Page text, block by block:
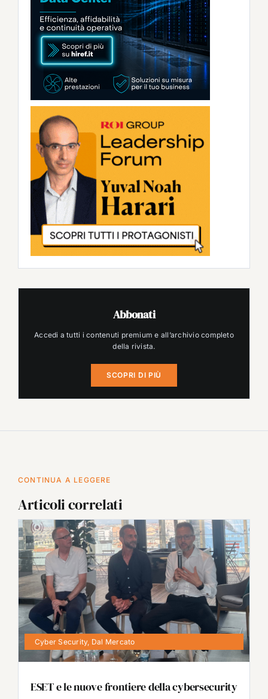
Abbonati
Accedi a tutti i contenuti premium e all’archivio completo
della rivista.
SCOPRI DI PIÙ
CONTINUA A LEGGERE
Articoli correlati
Cyber Security, Dal Mercato
ESET e le nuove frontiere della cybersecurity